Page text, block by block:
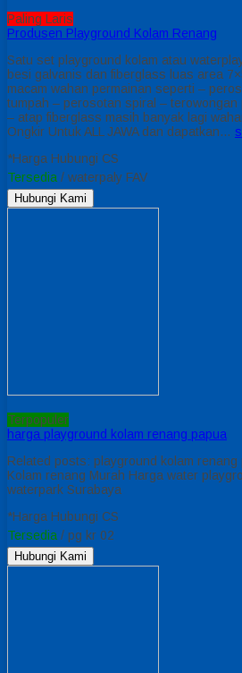
Paling Laris
Produsen Playground Kolam Renang
Satu set playground kolam atau
besi galvanis dan fiberglass luas area
macam wahan permainan seperti –
tumpah – perosotan spiral –
– atap fiberglass masih banyak lagi
Ongkir Untuk ALL JAWA dan dapatkan…
*Harga Hubungi CS
Tersedia / waterpaly FAV
Hubungi Kami
Terpopuler
harga playground kolam renang papua
Related posts: playground kolam renang
Kolam renang Murah Harga water
waterpark Surabaya
*Harga Hubungi CS
Tersedia / pg kr 02
Hubungi Kami